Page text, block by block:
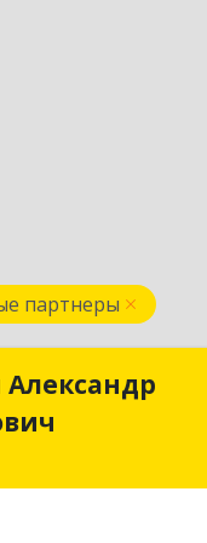
партнеры
Александр